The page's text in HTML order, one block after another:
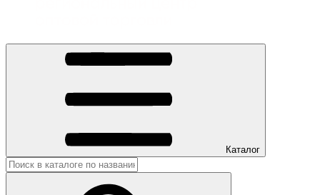
Каталог